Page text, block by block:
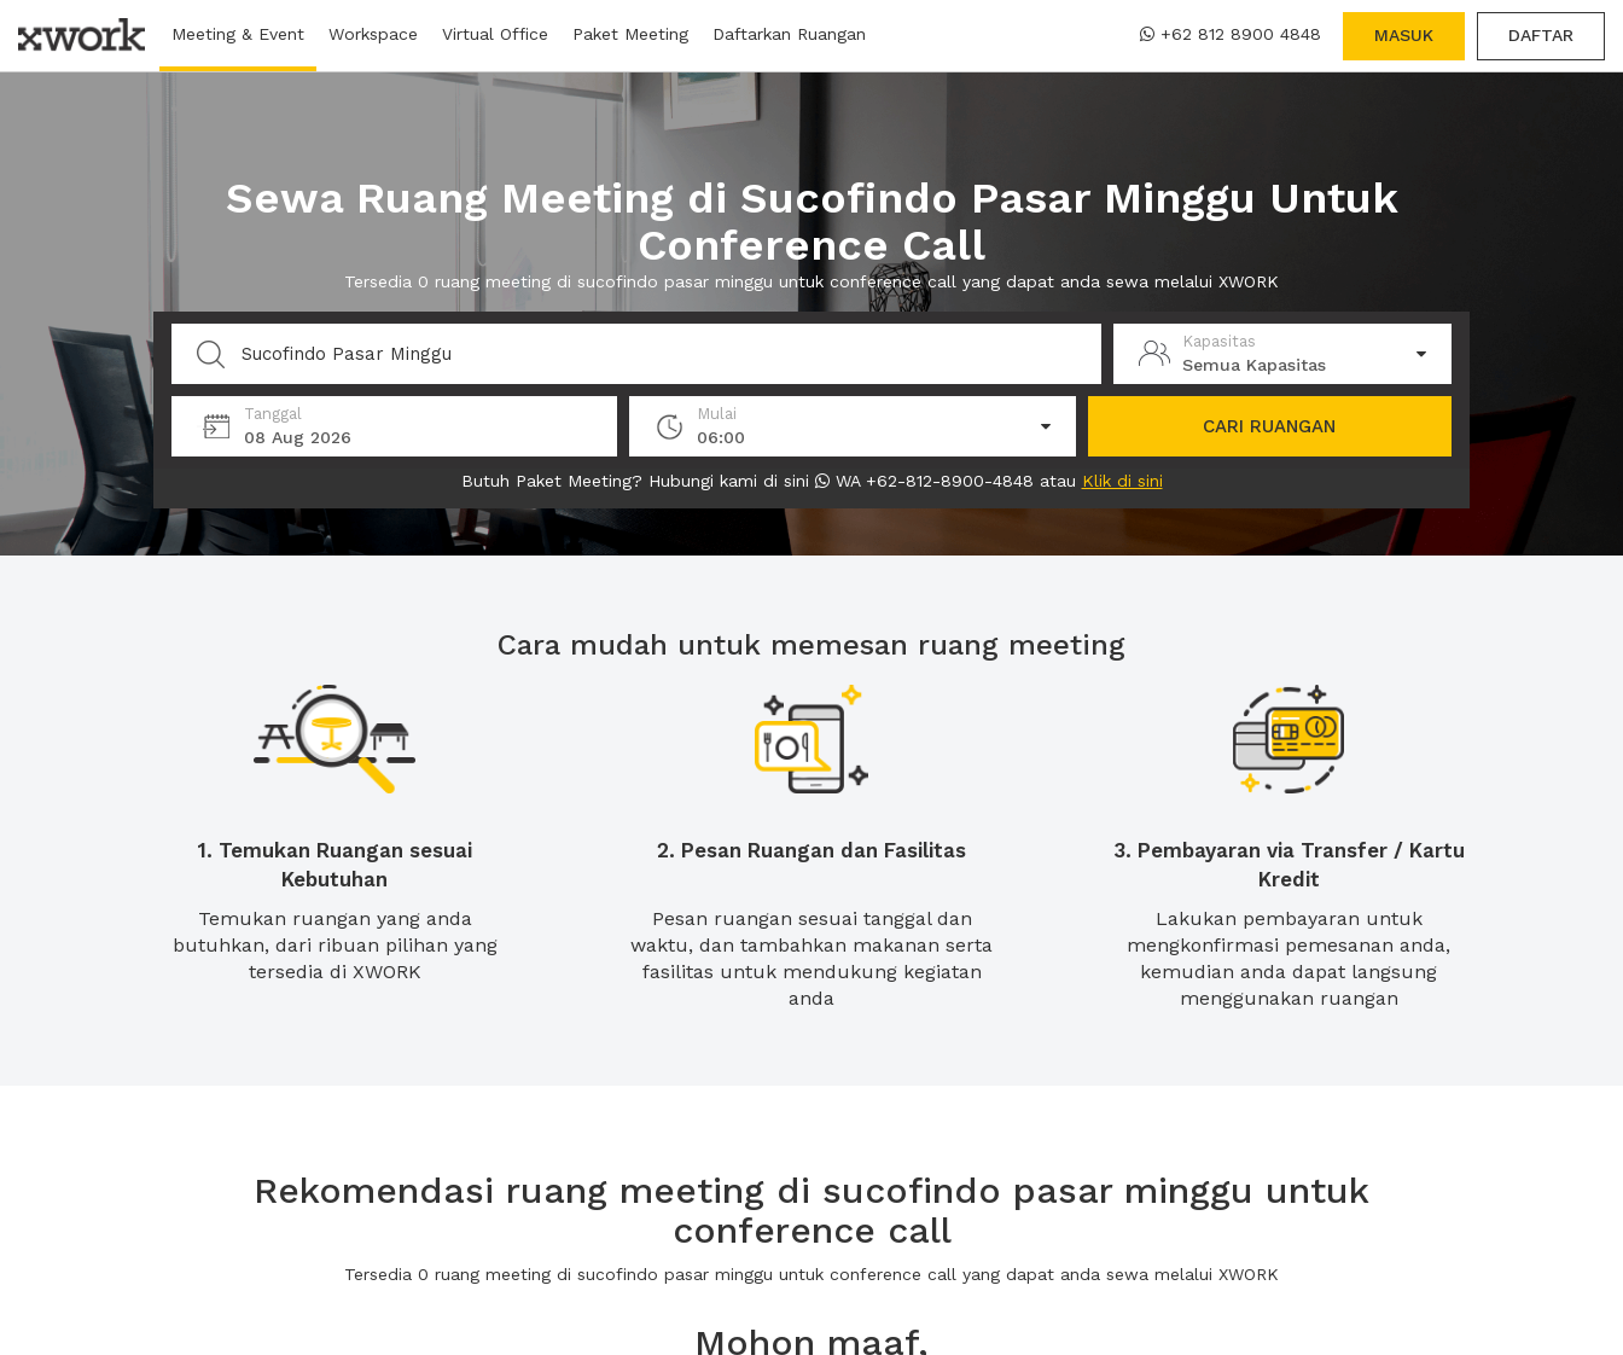
Meeting & Event Workspace Virtual Office Paket Meeting Daftarkan Ruangan +62 812 8900 4848 MASUK DAFTAR
Sewa Ruang Meeting di Sucofindo Pasar Minggu Untuk
Conference Call
Tersedia 0 ruang meeting di sucofindo pasar minggu untuk conference call yang dapat anda sewa melalui XWORK
Kapasitas
Semua Kapasitas
Tanggal
08 Aug 2026
Mulai
06:00
CARI RUANGAN
Butuh Paket Meeting? Hubungi kami di sini WA +62-812-8900-4848 atau Klik di sini
Cara mudah untuk memesan ruang meeting
1. Temukan Ruangan sesuai
Kebutuhan
Temukan ruangan yang anda
butuhkan, dari ribuan pilihan yang
tersedia di XWORK
2. Pesan Ruangan dan Fasilitas
Pesan ruangan sesuai tanggal dan
waktu, dan tambahkan makanan serta
fasilitas untuk mendukung kegiatan
anda
3. Pembayaran via Transfer / Kartu
Kredit
Lakukan pembayaran untuk
mengkonfirmasi pemesanan anda,
kemudian anda dapat langsung
menggunakan ruangan
Rekomendasi ruang meeting di sucofindo pasar minggu untuk
conference call
Tersedia 0 ruang meeting di sucofindo pasar minggu untuk conference call yang dapat anda sewa melalui XWORK
Mohon maaf,